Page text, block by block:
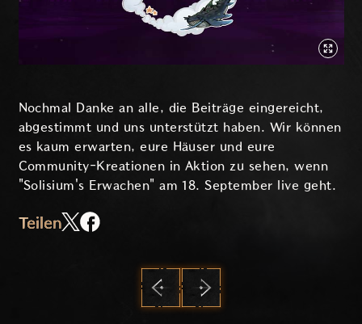
Nochmal Danke an alle, die Beiträge eingereicht,
abgestimmt und uns unterstützt haben. Wir können
es kaum erwarten, eure Häuser und eure
Community-Kreationen in Aktion zu sehen, wenn
"Solisium's Erwachen" am 18. September live geht.
Teilen